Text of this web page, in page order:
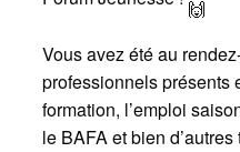
Vous avez été au
professionnels présents
formation, l’emploi
le BAFA et bien